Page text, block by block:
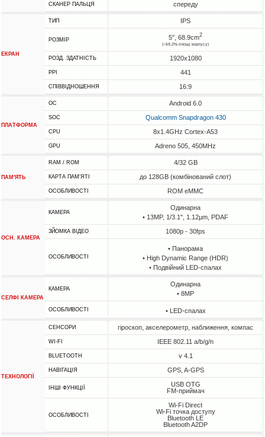
СКАНЕР ПАЛЬЦЯ спереду
ЕКРАН
ТИП IPS
РОЗМІР 5", 68.9cm2
(~69.2% площі корпусу)
РОЗД. ЗДАТНІСТЬ 1920x1080
PPI 441
СПІВВІДНОШЕННЯ 16:9
ПЛАТФОРМА
ОС Android 6.0
SOC Qualcomm Snapdragon 430
CPU 8x1.4GHz Cortex-A53
GPU Adreno 505, 450MHz
ПАМ'ЯТЬ
RAM / ROM 4/32 GB
КАРТА ПАМ'ЯТІ до 128GB (комбінований слот)
ОСОБЛИВОСТІ ROM eMMC
ОСН. КАМЕРА
КАМЕРА
Одинарна
• 13MP, 1/3.1", 1.12µm, PDAF
ЗЙОМКА ВІДЕО 1080p - 30fps
ОСОБЛИВОСТІ
• Панорама
• High Dynamic Range (HDR)
• Подвійний LED-спалах
СЕЛФІ КАМЕРА
КАМЕРА
Одинарна
• 8MP
ОСОБЛИВОСТІ • LED-спалах
ТЕХНОЛОГІЇ
СЕНСОРИ гіроскоп, акселерометр, наближення, компас
WI-FI IEEE 802.11 a/b/g/n
BLUETOOTH v 4.1
НАВІГАЦІЯ GPS, A-GPS
ІНШІ ФУНКЦІЇ
USB OTG
FM-приймач
ОСОБЛИВОСТІ
Wi-Fi Direct
Wi-Fi точка доступу
Bluetooth LE
Bluetooth A2DP